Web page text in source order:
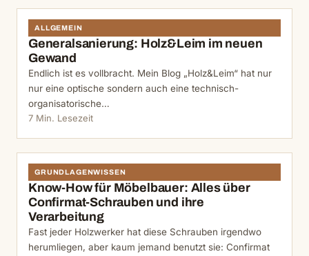
ALLGEMEIN
Generalsanierung: Holz&Leim im neuen
Gewand
Endlich ist es vollbracht. Mein Blog „Holz&Leim“ hat nur
nur eine optische sondern auch eine technisch-
organisatorische…
7 Min. Lesezeit
GRUNDLAGENWISSEN
Know-How für Möbelbauer: Alles über
Confirmat-Schrauben und ihre
Verarbeitung
Fast jeder Holzwerker hat diese Schrauben irgendwo
herumliegen, aber kaum jemand benutzt sie: Confirmat